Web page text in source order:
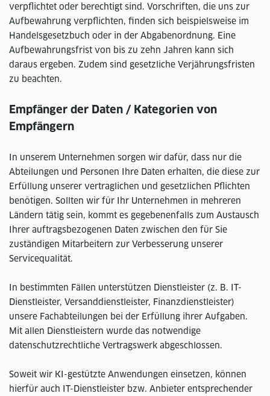
verpflichtet oder berechtigt sind. Vorschriften, die uns zur
Aufbewahrung verpflichten, finden sich beispielsweise im
Handelsgesetzbuch oder in der Abgabenordnung. Eine
Aufbewahrungsfrist von bis zu zehn Jahren kann sich
daraus ergeben. Zudem sind gesetzliche Verjährungsfristen
zu beachten.
Empfänger der Daten / Kategorien von
Empfängern
In unserem Unternehmen sorgen wir dafür, dass nur die
Abteilungen und Personen Ihre Daten erhalten, die diese zur
Erfüllung unserer vertraglichen und gesetzlichen Pflichten
benötigen. Sollten wir für Ihr Unternehmen in mehreren
Ländern tätig sein, kommt es gegebenenfalls zum Austausch
Ihrer auftragsbezogenen Daten zwischen den für Sie
zuständigen Mitarbeitern zur Verbesserung unserer
Servicequalität.
In bestimmten Fällen unterstützen Dienstleister (z. B. IT-
Dienstleister, Versanddienstleister, Finanzdienstleister)
unsere Fachabteilungen bei der Erfüllung ihrer Aufgaben.
Mit allen Dienstleistern wurde das notwendige
datenschutzrechtliche Vertragswerk abgeschlossen.
Soweit wir KI-gestützte Anwendungen einsetzen, können
hierfür auch IT-Dienstleister bzw. Anbieter entsprechender